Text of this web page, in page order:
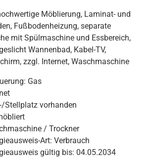
Möblierung, Laminat- und
Fußbodenheizung, separate
mit Spülmaschine und Essbereich,
Wannenbad, Kabel-TV,
zzgl. Internet, Waschmaschine
Gas
Stellplatz vorhanden
/ Trockner
Art: Verbrauch
gültig bis: 04.05.2034